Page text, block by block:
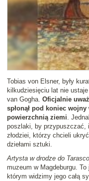
Tobias von Elsner, były
kilkudziesięciu lat nie
van Gogha. Oficjalnie
spłonął pod koniec
powierzchnią ziemi.
poszlaki, by przypuszczać,
złodziei, którzy chcieli
dziełami sztuki.
Artysta w drodze do
muzeum w Magdeburgu.
którym widzimy jego całą